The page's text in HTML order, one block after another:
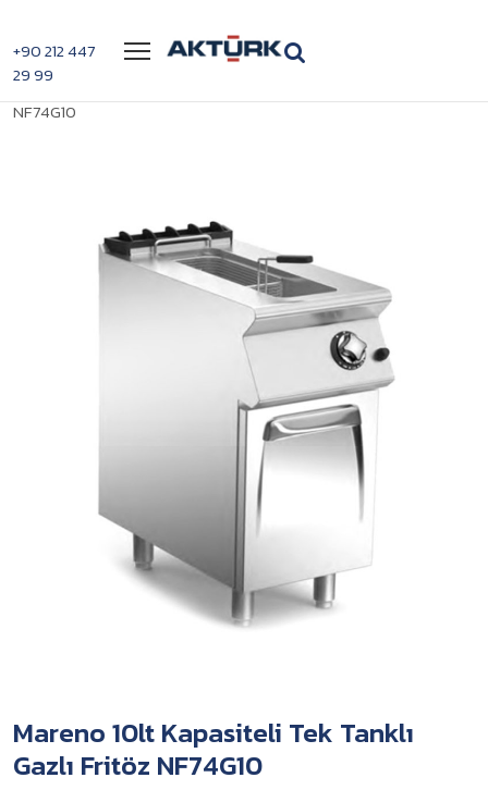
+90 212 447
29 99
Menü
NF74G10
Mareno 10lt Kapasiteli Tek Tanklı
Gazlı Fritöz NF74G10